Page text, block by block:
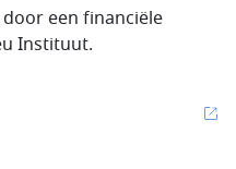
een financiële
Instituut.